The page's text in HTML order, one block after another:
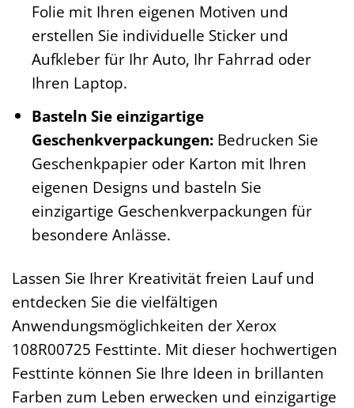
Folie mit Ihren eigenen Motiven und
erstellen Sie individuelle Sticker und
Aufkleber für Ihr Auto, Ihr Fahrrad oder
Ihren Laptop.
Basteln Sie einzigartige
Geschenkverpackungen:Bedrucken Sie
Geschenkpapier oder Karton mit Ihren
eigenen Designs und basteln Sie
einzigartige Geschenkverpackungen für
besondere Anlässe.
Lassen Sie Ihrer Kreativität freien Lauf und
entdecken Sie die vielfältigen
Anwendungsmöglichkeiten der Xerox
108R00725 Festtinte. Mit dieser hochwertigen
Festtinte können Sie Ihre Ideen in brillanten
Farben zum Leben erwecken und einzigartige